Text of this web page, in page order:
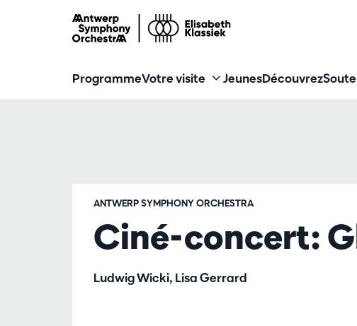
ProgrammeVotre visite JeunesDécouvrez
Ciné-concert:
Ludwig Wicki, Lisa Gerrard
ANTWERP SYMPHONY ORCHESTRA